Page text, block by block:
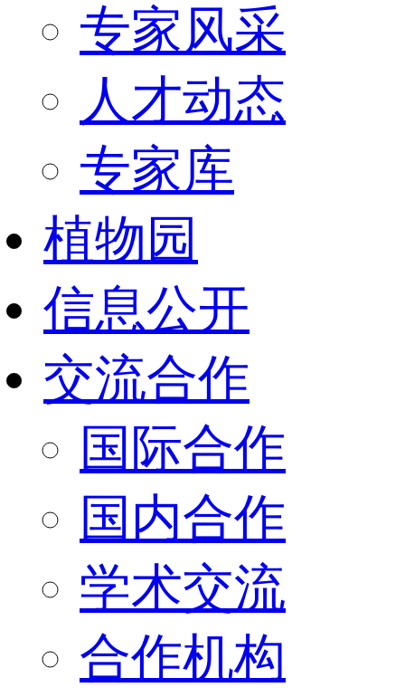
专家风采
人才动态
专家库
植物园
信息公开
交流合作
国际合作
国内合作
学术交流
合作机构